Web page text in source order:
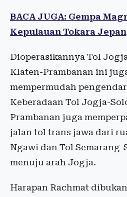
BACA JUGA: Gempa
Kepulauan Tokara
Dioperasikannya Tol
Klaten-Prambanan ini
mempermudah
Keberadaan Tol Jogja-
Prambanan juga
jalan tol trans jawa dari
Ngawi dan Tol
menuju arah Jogja.
Harapan Rachmat